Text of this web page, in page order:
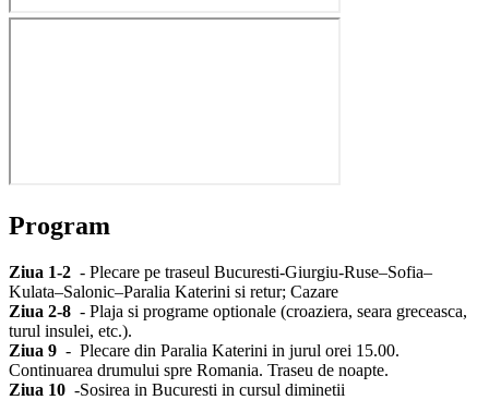
Program
Ziua 1-2 - Plecare pe traseul Bucuresti-Giurgiu-Ruse–Sofia–
Kulata–Salonic–Paralia Katerini si retur; Cazare
Ziua 2-8 - Plaja si programe optionale (croaziera, seara greceasca,
turul insulei, etc.).
Ziua 9 - Plecare din Paralia Katerini in jurul orei 15.00.
Continuarea drumului spre Romania. Traseu de noapte.
Ziua 10 -Sosirea in Bucuresti in cursul diminetii